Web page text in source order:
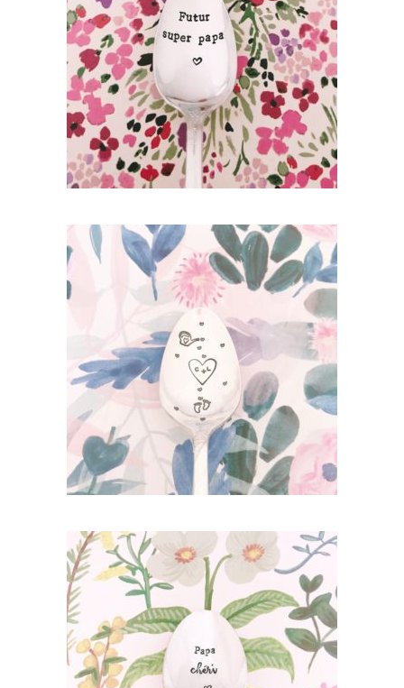
PETITE CUILLÈRE GRAVÉE VINTAGE :
FUTUR SUPER PAPA
35,00€
AJOUTER AU PANIER
PETITE CUILLÈRE GRAVÉE VINTAGE :
ANNONCE GROSSESSE PERSONNALISÉE
35,00
€
AJOUTER AU PANIER
PETITE CUILLÈRE GRAVÉE VINTAGE : PAPA
35,00€